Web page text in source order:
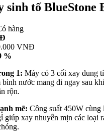
sinh tố BlueStone
hàng
VNĐ
%
1: Máy có 3 cối xay dung
bình nước mang đi ngay sau
rộn.
mẽ: Công suất 450W cùng
giúp xay nhuyễn mịn các loại